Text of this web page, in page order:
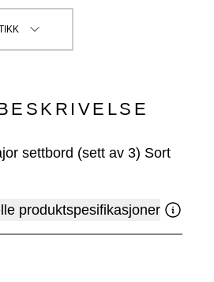
settbord (sett av 3) Sort
produktspesifikasjoner